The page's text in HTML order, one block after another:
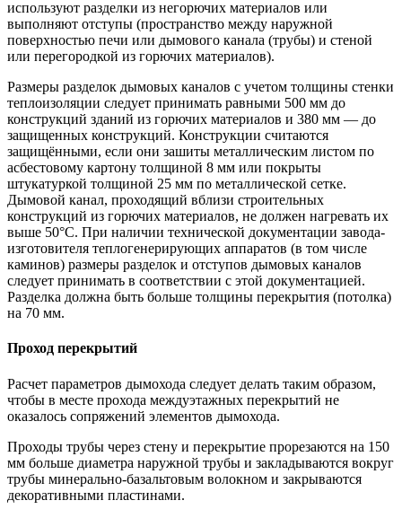
используют разделки из негорючих материалов или
выполняют отступы (пространство между наружной
поверхностью печи или дымового канала (трубы) и стеной
или перегородкой из горючих материалов).
Размеры разделок дымовых каналов с учетом толщины стенки
теплоизоляции следует принимать равными 500 мм до
конструкций зданий из горючих материалов и 380 мм — до
защищенных конструкций. Конструкции считаются
защищёнными, если они зашиты металлическим листом по
асбестовому картону толщиной 8 мм или покрыты
штукатуркой толщиной 25 мм по металлической сетке.
Дымовой канал, проходящий вблизи строительных
конструкций из горючих материалов, не должен нагревать их
выше 50°С. При наличии технической документации завода-
изготовителя теплогенерирующих аппаратов (в том числе
каминов) размеры разделок и отступов дымовых каналов
следует принимать в соответствии с этой документацией.
Разделка должна быть больше толщины перекрытия (потолка)
на 70 мм.
Проход перекрытий
Расчет параметров дымохода следует делать таким образом,
чтобы в месте прохода междуэтажных перекрытий не
оказалось сопряжений элементов дымохода.
Проходы трубы через стену и перекрытие прорезаются на 150
мм больше диаметра наружной трубы и закладываются вокруг
трубы минерально-базальтовым волокном и закрываются
декоративными пластинами.